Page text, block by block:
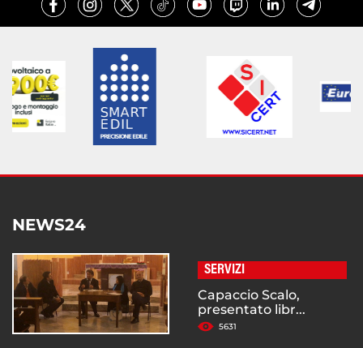
NEWS24
SERVIZI
Capaccio Scalo,
presentato libr...
5631